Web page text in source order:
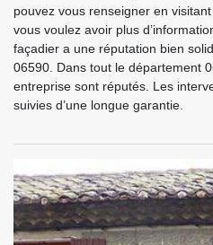
pouvez vous renseigner en
vous voulez avoir plus
façadier a une réputation bien
06590. Dans tout le département
entreprise sont réputés. Les
suivies d’une longue garantie.